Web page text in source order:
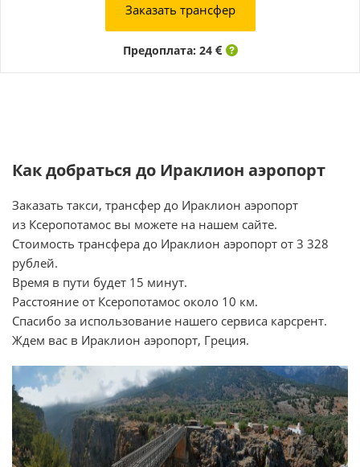
Заказать трансфер
Предоплата: 24
Как добраться до Ираклион аэропорт
Заказать такси, трансфер до Ираклион аэропорт
из Ксеропотамос вы можете на нашем сайте.
Стоимость трансфера до Ираклион аэропорт от 3 328
рублей.
Время в пути будет 15 минут.
Расстояние от Ксеропотамос около 10 км.
Спасибо за использование нашего сервиса карсрент.
Ждем вас в Ираклион аэропорт, Греция.